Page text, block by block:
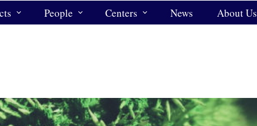
People Centers
Smart Rehabilitation Center
News About Us